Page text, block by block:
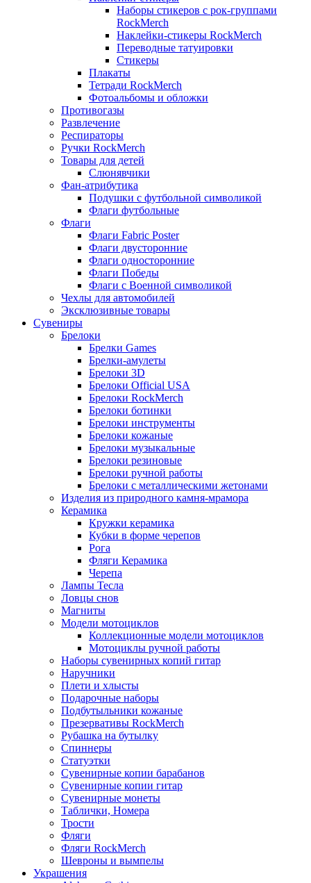
Наборы стикеров с рок-группами
RockMerch
Наклейки-стикеры RockMerch
Переводные татуировки
Стикеры
Плакаты
Тетради RockMerch
Фотоальбомы и обложки
Противогазы
Развлечение
Респираторы
Ручки RockMerch
Товары для детей
Слюнявчики
Фан-атрибутика
Подушки с футбольной символикой
Флаги футбольные
Флаги
Флаги Fabric Poster
Флаги двусторонние
Флаги односторонние
Флаги Победы
Флаги с Военной символикой
Чехлы для автомобилей
Эксклюзивные товары
Сувениры
Брелоки
Брелки Games
Брелки-амулеты
Брелоки 3D
Брелоки Official USA
Брелоки RockMerch
Брелоки ботинки
Брелоки инструменты
Брелоки кожаные
Брелоки музыкальные
Брелоки резиновые
Брелоки ручной работы
Брелоки с металлическими жетонами
Изделия из природного камня-мрамора
Керамика
Кружки керамика
Кубки в форме черепов
Рога
Фляги Керамика
Черепа
Лампы Тесла
Ловцы снов
Магниты
Модели мотоциклов
Коллекционные модели мотоциклов
Мотоциклы ручной работы
Наборы сувенирных копий гитар
Наручники
Плети и хлысты
Подарочные наборы
Подбутыльники кожаные
Презервативы RockMerch
Рубашка на бутылку
Спиннеры
Статуэтки
Сувенирные копии барабанов
Сувенирные копии гитар
Сувенирные монеты
Таблички, Номера
Трости
Фляги
Фляги RockMerch
Шевроны и вымпелы
Украшения